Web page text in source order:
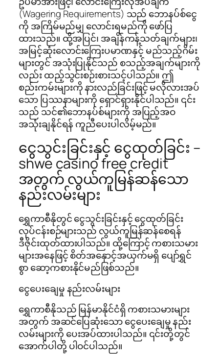
(Wagering Requirements) သည် ဘောနပ်စ်ငွေ
ကို အကြိမ်မည်မျှ လောင်းရမည်ကို ဖော်ပြ
ထားသည်။ ထို့အပြင်၊ အချိန်ကန့်သတ်ချက်များ၊
အမြင့်ဆုံးလောင်းကြေးပမာဏနှင့် မည်သည့်ဂိမ်း
များတွင် အသုံးပြုနိုင်သည် စသည့်အချက်များကို
လည်း ထည့်သွင်းစဉ်းစားသင့်ပါသည်။ ဤ
စည်းကမ်းများကို နားလည်ခြင်းဖြင့် မလိုလားအပ်
သော ပြဿနာများကို ရှောင်ရှားနိုင်ပါသည်။ ၎င်း
သည် သင်၏ဘောနပ်စ်များကို အပြည့်အဝ
အသုံးချနိုင်ရန် ကူညီပေးပါလိမ့်မည်။
ငွေသွင်းခြင်းနှင့် ငွေထုတ်ခြင်း –
shwe casino free credit
အတွက် လွယ်ကူမြန်ဆန်သော
နည်းလမ်းများ
ရွှေကာစီနိုတွင် ငွေသွင်းခြင်းနှင့် ငွေထုတ်ခြင်း
လုပ်ငန်းစဉ်များသည် လွယ်ကူမြန်ဆန်စေရန်
ဒီဇိုင်းထုတ်ထားပါသည်။ ထို့ကြောင့် ကစားသမား
များအနေဖြင့် စိတ်အနှောင့်အယှက်မရှိ ပျော်ရွှင်
စွာ ဆော့ကစားနိုင်မည်ဖြစ်သည်။
ငွေပေးချေမှု နည်းလမ်းများ
ရွှေကာစီနိုသည် မြန်မာနိုင်ငံရှိ ကစားသမားများ
အတွက် အဆင်ပြေဆုံးသော ငွေပေးချေမှု နည်း
လမ်းများကို ပေးအပ်ထားပါသည်။ ၎င်းတို့တွင်
အောက်ပါတို့ ပါဝင်ပါသည်။